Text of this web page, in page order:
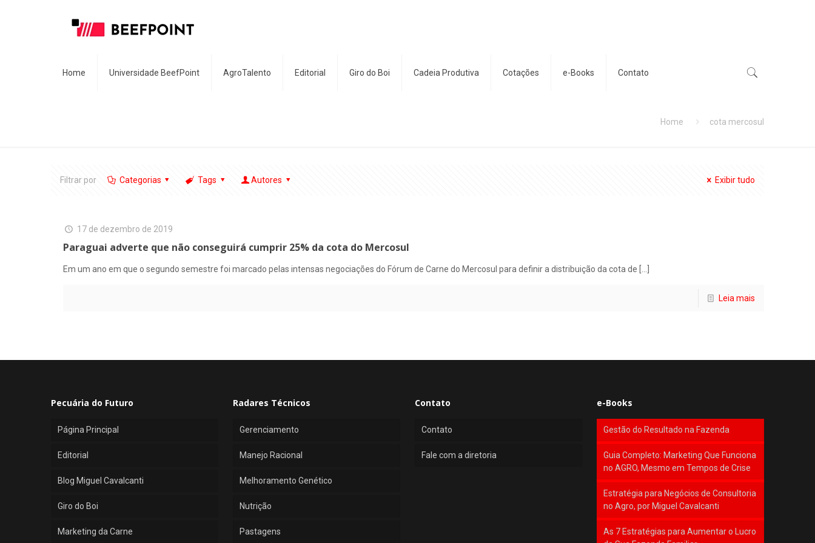
Home Universidade BeefPoint AgroTalento Editorial Giro do Boi Cadeia Produtiva Cotações e-Books Contato
Home cota mercosul
Filtrar por Categorias Tags Autores Exibir tudo
17 de dezembro de 2019
Paraguai adverte que não conseguirá cumprir 25% da cota do Mercosul
Em um ano em que o segundo semestre foi marcado pelas intensas negociações do Fórum de Carne do Mercosul para definir a distribuição da cota de
Leia mais
Pecuária do Futuro
Página Principal
Editorial
Blog Miguel Cavalcanti
Giro do Boi
Marketing da Carne
Radares Técnicos
Gerenciamento
Manejo Racional
Melhoramento Genético
Nutrição
Pastagens
Contato
Contato
Fale com a diretoria
e-Books
Gestão do Resultado na Fazenda
Guia Completo: Marketing Que Funciona
no AGRO, Mesmo em Tempos de Crise
Estratégia para Negócios de Consultoria
no Agro, por Miguel Cavalcanti
As 7 Estratégias para Aumentar o Lucro